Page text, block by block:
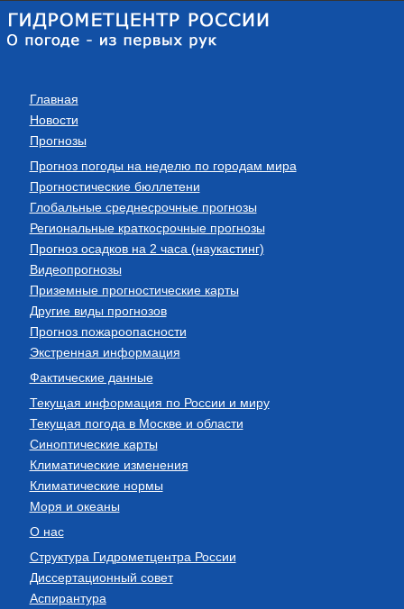
Главная
Новости
Прогнозы
Прогноз погоды на неделю по городам мира
Прогностические бюллетени
Глобальные среднесрочные прогнозы
Региональные краткосрочные прогнозы
Прогноз осадков на 2 часа (наукастинг)
Видеопрогнозы
Приземные прогностические карты
Другие виды прогнозов
Прогноз пожароопасности
Экстренная информация
Фактические данные
Текущая информация по России и миру
Текущая погода в Москве и области
Синоптические карты
Климатические изменения
Климатические нормы
Моря и океаны
О нас
Структура Гидрометцентра России
Диссертационный совет
Аспирантура